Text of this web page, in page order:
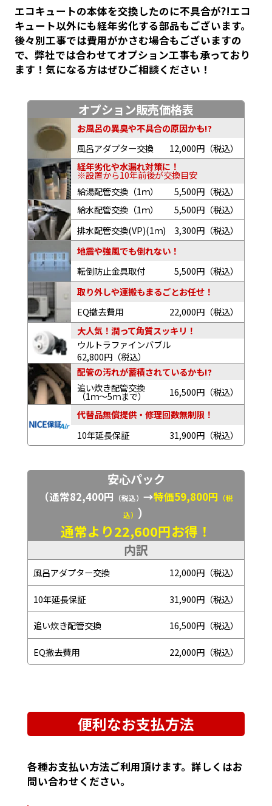
エコキュートの本体を交換したのに不具合が?!エコ
キュート以外にも経年劣化する部品もございます。
後々別工事では費用がかさむ場合もございますの
で、弊社では合わせてオプション工事も承っており
ます！気になる方はぜひご相談ください！
オプション販売価格表
お風呂の異臭や不具合の原因かも!?
風呂アダプター交換
12,000円（税込）
経年劣化や水漏れ対策に！
※設置から10年前後が交換目安
給湯配管交換（1ｍ）
5,500円（税込）
給水配管交換（1ｍ）
5,500円（税込）
排水配管交換(VP)(1ｍ)
3,300円（税込）
地震や強風でも倒れない！
転倒防止金具取付
5,500円（税込）
取り外しや運搬もまるごとお任せ！
EQ撤去費用
22,000円（税込）
大人気！潤って角質スッキリ！
ウルトラファインバブル
62,800円（税込）
配管の汚れが蓄積されているかも!?
追い炊き配管交換
（1ｍ～5ｍまで）
16,500円（税込）
代替品無償提供・修理回数無制限！
10年延長保証
31,900円（税込）
安心パック
（通常82,400円 （税込） →特価59,800円
（税
込） ）
通常より22,600円お得！
内訳
風呂アダプター交換 12,000円（税込）
10年延長保証 31,900円（税込）
追い炊き配管交換 16,500円（税込）
EQ撤去費用 22,000円（税込）
便利なお支払方法
各種お支払い方法ご利用頂けます。詳しくはお
問い合わせください。